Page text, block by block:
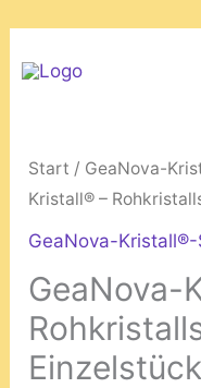
Inhalt
Start / GeaNova-
Kristall® –
GeaNova-Kristall®-
GeaNova-
GeaNova-
Rohkristallspitze
-
-
125
Menge
Rohkristallspitze
-
Einzelstück
Menge